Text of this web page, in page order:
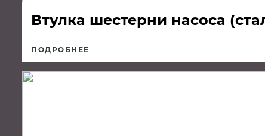
Втулка шестерни насоса
ПОДРОБНЕЕ